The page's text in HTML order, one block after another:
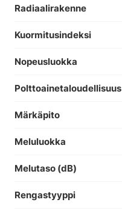
Radiaalirakenne
Kuormitusindeksi
Nopeusluokka
Polttoainetaloudellisuus
Märkäpito
Meluluokka
Melutaso (dB)
Rengastyyppi